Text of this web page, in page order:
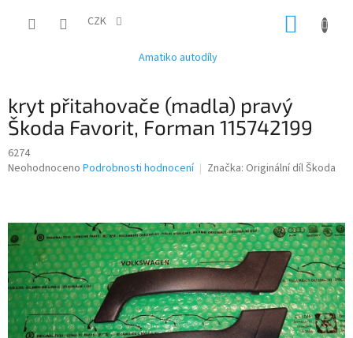
CZK
Amatiko autodíly
kryt přitahovače (madla) pravý
Škoda Favorit, Forman 115742199
6274
Průměrné
0,0
z
5
hvězdiček.
Neohodnoceno Podrobnosti hodnocení Značka: Originální díl Škoda